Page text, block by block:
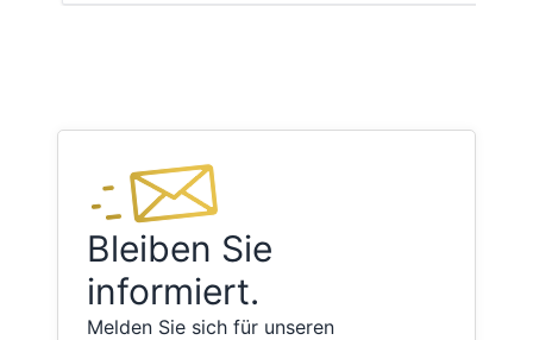
Bleiben Sie
informiert.
Melden Sie sich für unseren